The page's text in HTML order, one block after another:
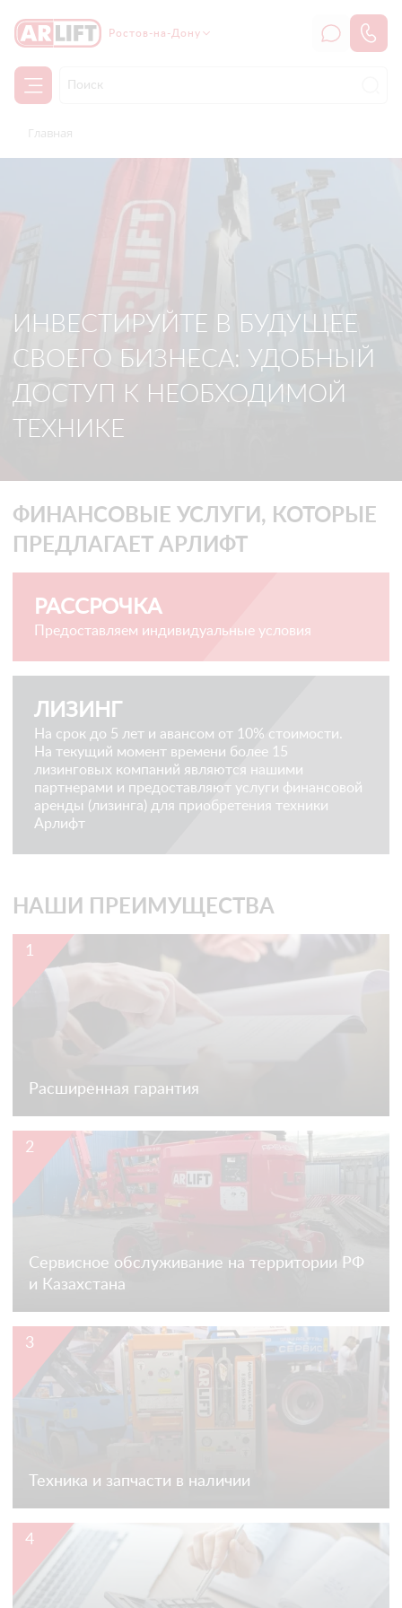
Ростов-на-Дону
Главная
ИНВЕСТИРУЙТЕ В БУДУЩЕЕ
СВОЕГО БИЗНЕСА: УДОБНЫЙ
ДОСТУП К НЕОБХОДИМОЙ
ТЕХНИКЕ
ФИНАНСОВЫЕ УСЛУГИ, КОТОРЫЕ
ПРЕДЛАГАЕТ АРЛИФТ
РАССРОЧКА
Предоставляем индивидуальные условия
ЛИЗИНГ
На срок до 5 лет и авансом от 10% стоимости.
На текущий момент времени более 15
лизинговых компаний являются нашими
партнерами и предоставляют услуги финансовой
аренды (лизинга) для приобретения техники
Арлифт
НАШИ ПРЕИМУЩЕСТВА
Расширенная гарантия
1
Сервисное обслуживание на территории РФ
и Казахстана
2
Техника и запчасти в наличии
3
4